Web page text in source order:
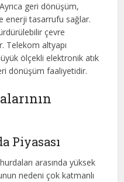
geri dönüşüm,
enerji tasarrufu sağlar.
çevre
Telekom altyapı
ölçekli elektronik atık
dönüşüm faaliyetidir.
Piyasası
arasında yüksek
nedeni çok katmanlı